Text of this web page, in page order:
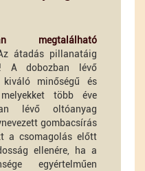
átadás pillanatáig
A dobozban lévő
kiváló minőségű és
több éve
lévő oltóanyag
gombacsírás
a csomagolás előtt
ellenére, ha a
egyértelműen